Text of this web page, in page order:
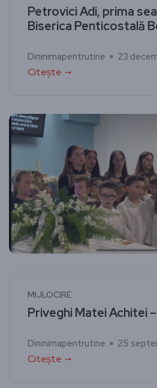
Petrovici Adi, prima
Biserica Penticostală
Dininimapentrutine 23
Citește
MIJLOCIRE
Priveghi Matei Achitei
Dininimapentrutine 25
Citește